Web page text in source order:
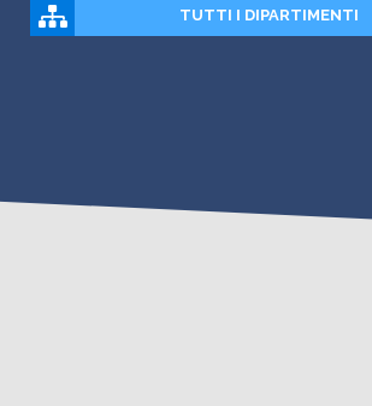
TUTTI I DIPARTIMENTI